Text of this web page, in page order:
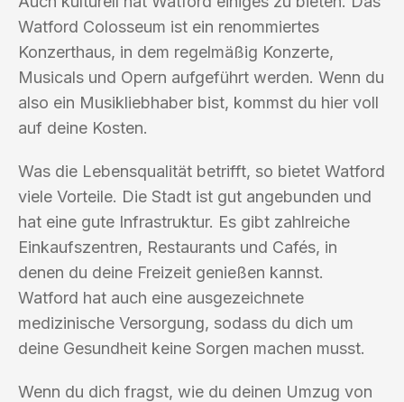
Watford Colosseum ist ein renommiertes
Konzerthaus, in dem regelmäßig Konzerte,
Musicals und Opern aufgeführt werden. Wenn du
also ein Musikliebhaber bist, kommst du hier voll
auf deine Kosten.
Was die Lebensqualität betrifft, so bietet Watford
viele Vorteile. Die Stadt ist gut angebunden und
hat eine gute Infrastruktur. Es gibt zahlreiche
Einkaufszentren, Restaurants und Cafés, in
denen du deine Freizeit genießen kannst.
Watford hat auch eine ausgezeichnete
medizinische Versorgung, sodass du dich um
deine Gesundheit keine Sorgen machen musst.
Wenn du dich fragst, wie du deinen Umzug von